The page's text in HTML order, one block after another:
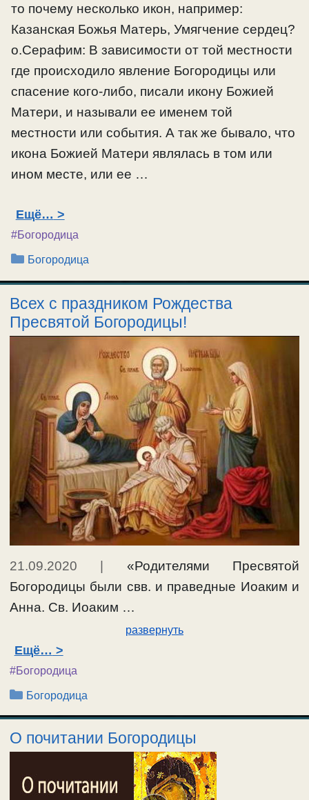
то почему несколько икон, например:
Казанская Божья Матерь, Умягчение сердец?
о.Серафим: В зависимости от той местности
где происходило явление Богородицы или
спасение кого-либо, писали икону Божией
Матери, и называли ее именем той
местности или события. А так же бывало, что
икона Божией Матери являлась в том или
ином месте, или ее …
Ещё…
#Богородица
Рубрики
Богородица
Всех с праздником Рождества
Пресвятой Богородицы!
21.09.2020
«Родителями Пресвятой
Богородицы были свв. и праведные Иоаким и
Анна. Св. Иоаким …
развернуть
Ещё…
#Богородица
Рубрики
Богородица
О почитании Богородицы